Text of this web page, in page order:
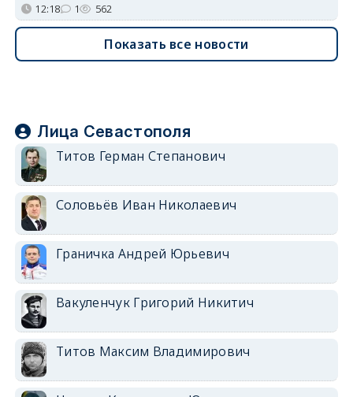
12:18 1 562
Показать все новости
Лица Севастополя
Титов Герман Степанович
Соловьёв Иван Николаевич
Граничка Андрей Юрьевич
Вакуленчук Григорий Никитич
Титов Максим Владимирович